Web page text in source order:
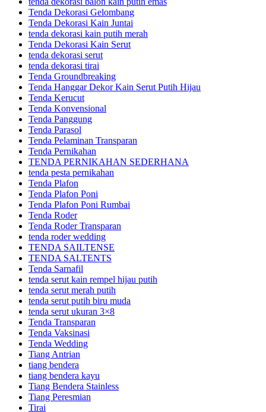
Tenda Dekorasi Gelombang
Tenda Dekorasi Kain Juntai
tenda dekorasi kain putih merah
Tenda Dekorasi Kain Serut
tenda dekorasi serut
tenda dekorasi tirai
Tenda Groundbreaking
Tenda Hanggar Dekor Kain Serut Putih Hijau
Tenda Kerucut
Tenda Konvensional
Tenda Panggung
Tenda Parasol
Tenda Pelaminan Transparan
Tenda Pernikahan
TENDA PERNIKAHAN SEDERHANA
tenda pesta pernikahan
Tenda Plafon
Tenda Plafon Poni
Tenda Plafon Poni Rumbai
Tenda Roder
Tenda Roder Transparan
tenda roder wedding
TENDA SAILTENSE
TENDA SALTENTS
Tenda Sarnafil
tenda serut kain rempel hijau putih
tenda serut merah putih
tenda serut putih biru muda
tenda serut ukuran 3×8
Tenda Transparan
Tenda Vaksinasi
Tenda Wedding
Tiang Antrian
tiang bendera
tiang bendera kayu
Tiang Bendera Stainless
Tiang Peresmian
Tirai